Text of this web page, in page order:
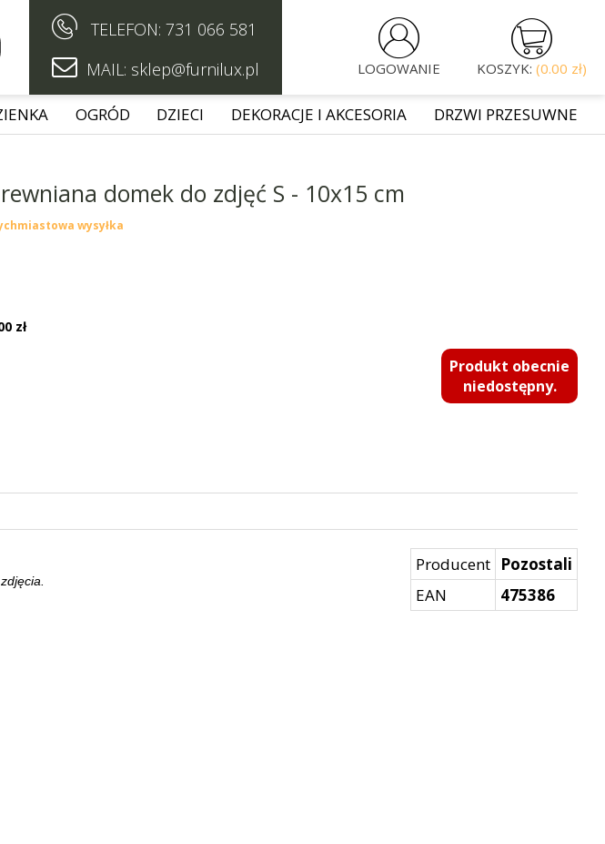
domek do zdjęć S - 10x15 cm
wysyłka
zł
Produkt obecnie
niedostępny.
Producent Pozostali
EAN
475386
 TELEFON:731 066 581
 MAIL: sklep@furnilux.pl

LOGOWANIE

KOSZYK: (0.00 zł)
OGRÓD DZIECI DEKORACJE I AKCESORIA DRZWI PRZESUWNE